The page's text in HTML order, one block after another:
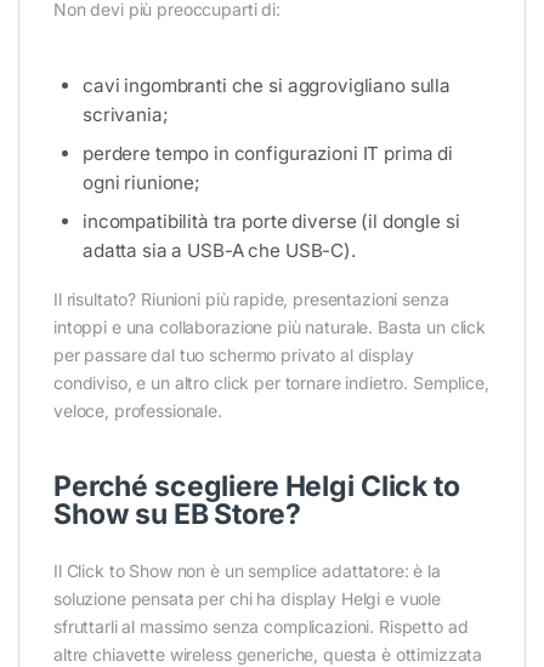
Non devi più preoccuparti di:
cavi ingombranti che si aggrovigliano sulla
scrivania;
perdere tempo in configurazioni IT prima di
ogni riunione;
incompatibilità tra porte diverse (il dongle si
adatta sia a USB-A che USB-C).
Il risultato? Riunioni più rapide, presentazioni senza
intoppi e una collaborazione più naturale. Basta un click
per passare dal tuo schermo privato al display
condiviso, e un altro click per tornare indietro. Semplice,
veloce, professionale.
Perché scegliere Helgi Click to
Show su EB Store?
Il Click to Show non è un semplice adattatore: è la
soluzione pensata per chi ha display Helgi e vuole
sfruttarli al massimo senza complicazioni. Rispetto ad
altre chiavette wireless generiche, questa è ottimizzata